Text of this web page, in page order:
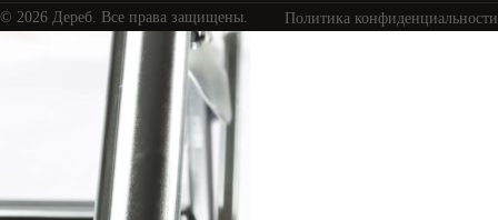
© 2026 Дереб. Все права защищены.
Политика конфиденциальности